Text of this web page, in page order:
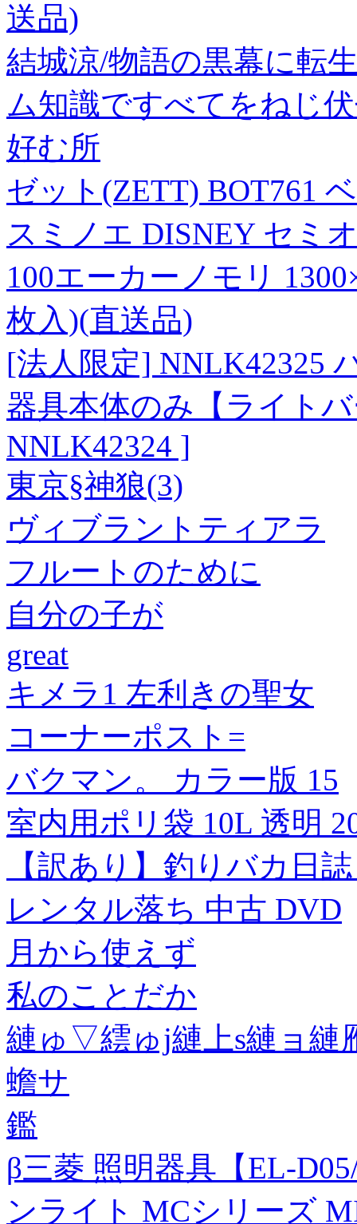
送品)
結城涼/物語の黒幕に転
ム知識ですべてをねじ
好む所
ゼット(ZETT) BOT761
スミノエ DISNEY セミ
100エーカーノモリ
枚入)(直送品)
[法人限定] NNLK42325
器具本体のみ【ライト
NNLK42324 ]
東京§神狼(3)
ヴィブラントティアラ
フルートのために
自分の子が
great
キメラ1 左利きの聖女
コーナーポスト=
バクマン。 カラー版 15
室内用ポリ袋 10L 透明
【訳あり】釣りバカ日
レンタル落ち 中古 DVD
月から使えず
私のことだか
縺ゅ▽繧ゅj縺上s縺ョ縺
蟾サ
鑑
β三菱 照明器具【EL-
ンライト MCシリーズ